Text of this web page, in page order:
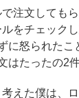
注文しても
をチェック
に怒られたこ
はたったの2
えた僕は、